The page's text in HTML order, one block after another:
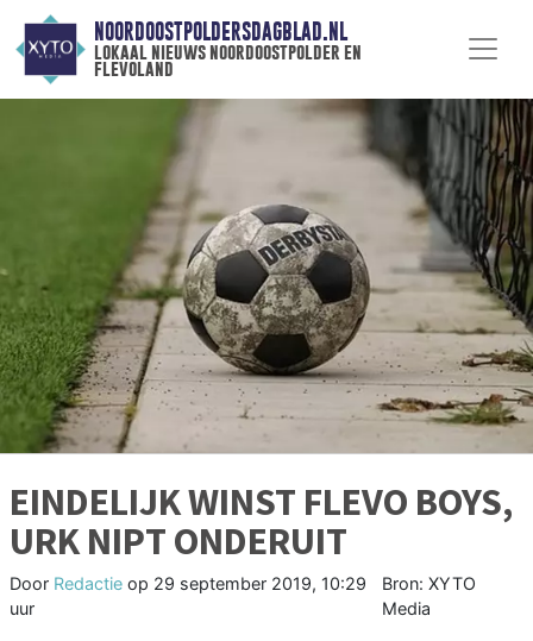
NOORDOOSTPOLDERSDAGBLAD.NL
lokaal nieuws noordoostpolder en
flevoland
EINDELIJK WINST FLEVO BOYS,
URK NIPT ONDERUIT
Door Redactie op 29 september 2019, 10:29
uur
Bron: XYTO
Media